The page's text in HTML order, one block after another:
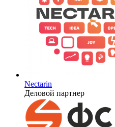
Nectarin
Деловой партнер